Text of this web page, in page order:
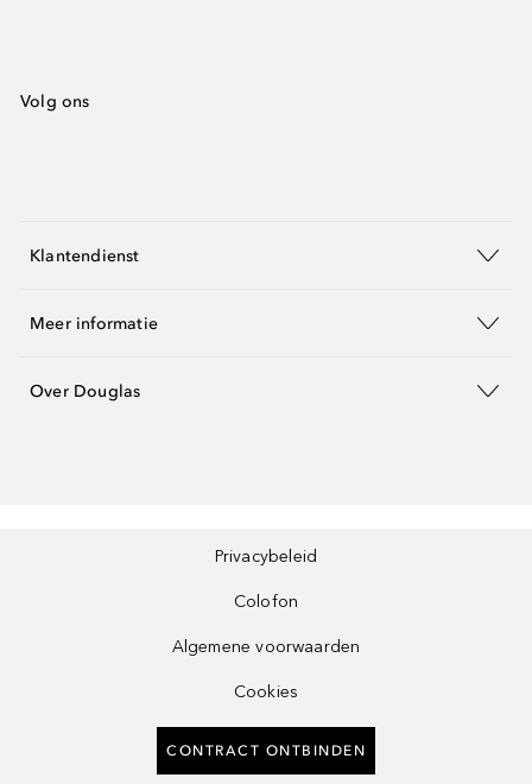
Volg ons
Klantendienst
Meer informatie
Over Douglas
Privacybeleid
Colofon
Algemene voorwaarden
Cookies
CONTRACT ONTBINDEN